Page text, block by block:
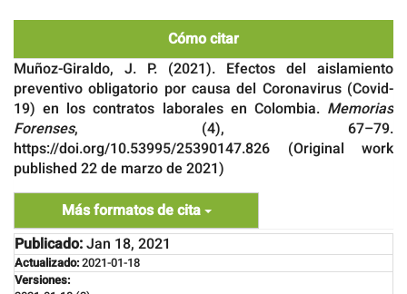
Cómo citar
Muñoz-Giraldo, J. P. (2021). Efectos del aislamiento
preventivo obligatorio por causa del Coronavirus (Covid-
19) en los contratos laborales en Colombia. Memorias
Forenses, (4), 67–79.
https://doi.org/10.53995/25390147.826 (Original work
published 22 de marzo de 2021)
Más formatos de cita
Publicado:Jan 18, 2021
Actualizado:2021-01-18
Versiones: